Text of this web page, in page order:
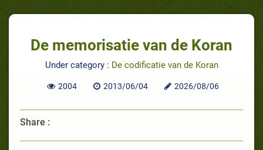
De memorisatie van de Koran
Under category : De codificatie van de Koran
2004 2013/06/04 2026/08/06
Share :